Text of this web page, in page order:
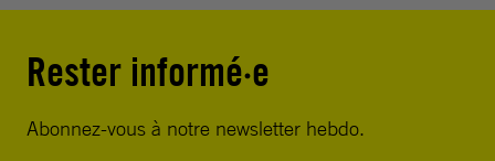
Rester informé·e
Abonnez-vous à notre newsletter hebdo.